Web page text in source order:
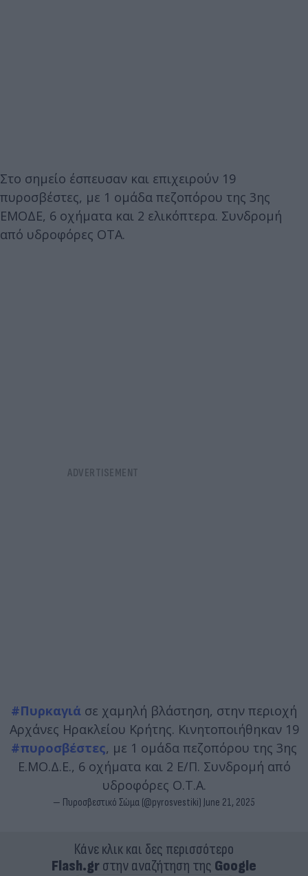
Στο σημείο έσπευσαν και επιχειρούν 19
πυροσβέστες, με 1 ομάδα πεζοπόρου της 3ης
ΕΜΟΔΕ, 6 οχήματα και 2 ελικόπτερα. Συνδρομή
από υδροφόρες ΟΤΑ.
#Πυρκαγιά σε χαμηλή βλάστηση, στην περιοχή
Αρχάνες Ηρακλείου Κρήτης. Κινητοποιήθηκαν 19
#πυροσβέστες, με 1 ομάδα πεζοπόρου της 3ης
Ε.ΜΟ.Δ.Ε., 6 οχήματα και 2 Ε/Π. Συνδρομή από
υδροφόρες Ο.Τ.Α.
— Πυροσβεστικό Σώμα (@pyrosvestiki) June 21, 2025
Κάνε κλικ και δες περισσότερο
Flash.grστην αναζήτηση της Google